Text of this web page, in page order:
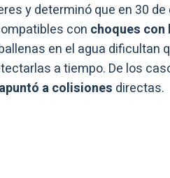
y determinó que en 30
con choques con
en el agua dificultan
a tiempo. De los
a colisiones directas.